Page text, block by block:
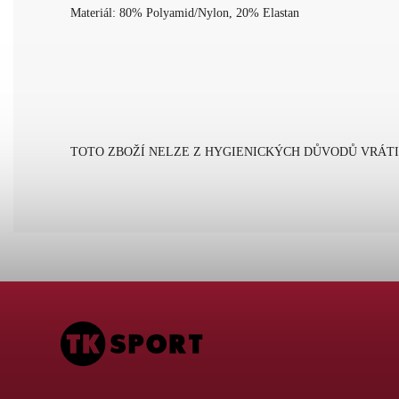
Materiál: 80% Polyamid/Nylon, 20% Elastan
TOTO ZBOŽÍ NELZE Z HYGIENICKÝCH DŮVODŮ